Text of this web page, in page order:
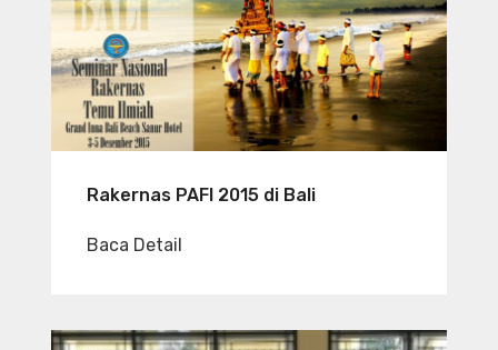
Rakernas PAFI 2015 di Bali
Baca Detail